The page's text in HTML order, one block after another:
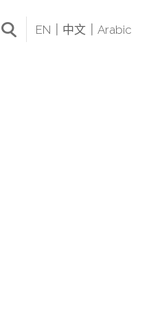
EN 中文 Arabic